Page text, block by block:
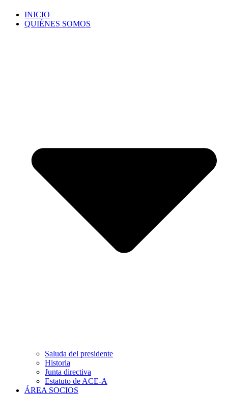
INICIO
QUIÉNES SOMOS
Saluda del presidente
Historia
Junta directiva
Estatuto de ACE-A
ÁREA SOCIOS